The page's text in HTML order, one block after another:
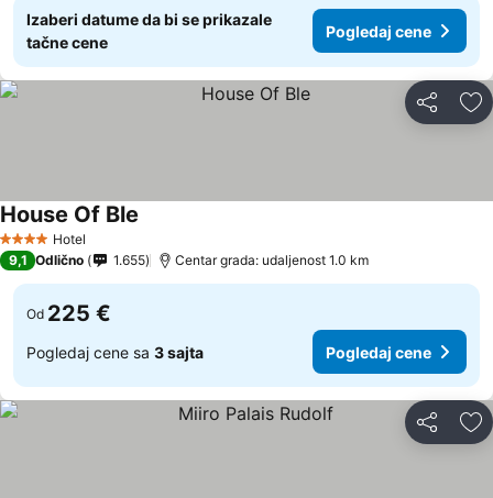
Izaberi datume da bi se prikazale
tačne cene
Pogledaj cene
Deli
4 ZvezdiceHotel
House Of Ble
9,1 Odlično 1.655 Centar grada: udaljenost 1.0 km
Od 225 €
Pogledaj cene sa 3 sajta Pogledaj cene
Deli